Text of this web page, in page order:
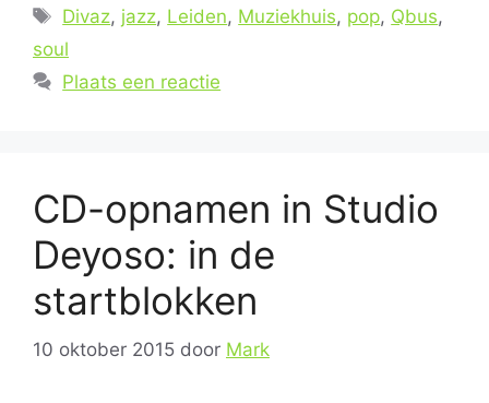
Tags
Divaz, jazz, Leiden, Muziekhuis, pop, Qbus,
soul
Plaats een reactie
CD-opnamen in Studio
Deyoso: in de
startblokken
10 oktober 2015 door Mark